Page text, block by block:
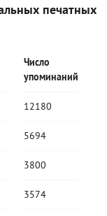
печатных
Число
упоминаний
12180
5694
3800
3574